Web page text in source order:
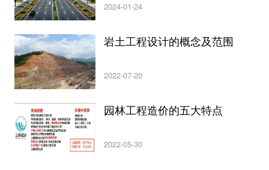
2024-01-24
岩土工程设计的概念及范围
2022-07-20
园林工程造价的五大特点
2022-05-30